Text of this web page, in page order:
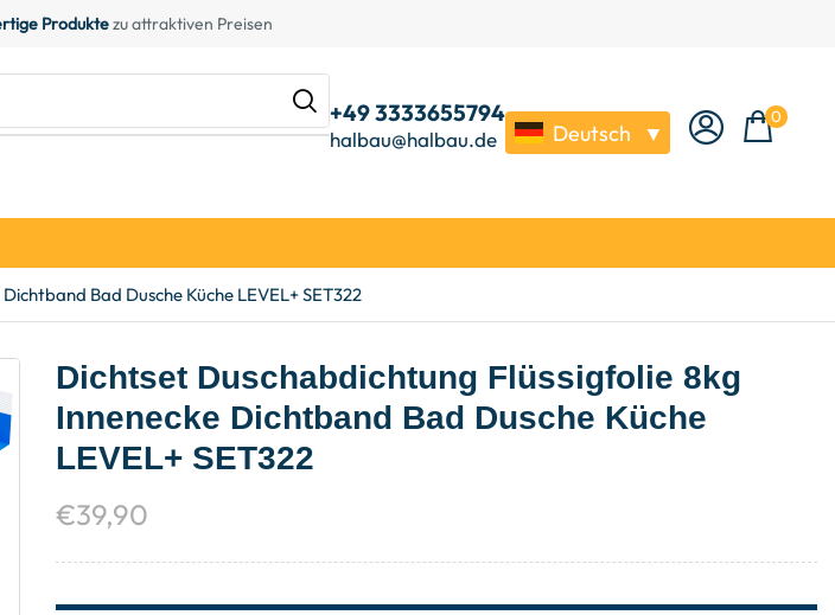
Produktezu attraktiven Preisen
+49 3333655794
halbau@halbau.de Deutsch ▼
0
Bad Dusche Küche LEVEL+ SET322
Dichtset Duschabdichtung Flüssigfolie 8kg
Innenecke Dichtband Bad Dusche Küche
LEVEL+ SET322
€39,90